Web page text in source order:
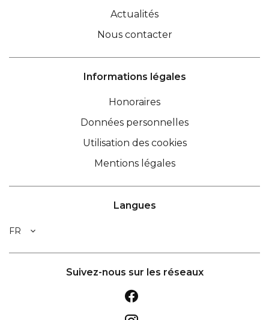
Actualités
Nous contacter
Informations légales
Honoraires
Données personnelles
Utilisation des cookies
Mentions légales
Langues
FR
Suivez-nous sur les réseaux